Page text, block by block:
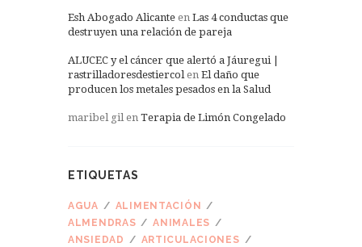
Esh Abogado Alicante en Las 4 conductas que
destruyen una relación de pareja
ALUCEC y el cáncer que alertó a Jáuregui |
rastrilladoresdestiercol en El daño que
producen los metales pesados en la Salud
maribel gil en Terapia de Limón Congelado
ETIQUETAS
AGUA
ALIMENTACIÓN
ALMENDRAS
ANIMALES
ANSIEDAD
ARTICULACIONES